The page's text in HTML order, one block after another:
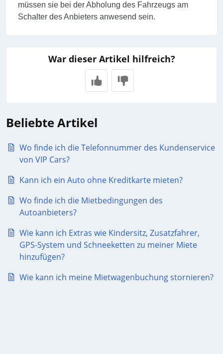
müssen sie bei der Abholung des Fahrzeugs am
Schalter des Anbieters anwesend sein.
War dieser Artikel hilfreich?
Beliebte Artikel
Wo finde ich die Telefonnummer des Kundenservice
von VIP Cars?
Kann ich ein Auto ohne Kreditkarte mieten?
Wo finde ich die Mietbedingungen des
Autoanbieters?
Wie kann ich Extras wie Kindersitz, Zusatzfahrer,
GPS-System und Schneeketten zu meiner Miete
hinzufügen?
Wie kann ich meine Mietwagenbuchung stornieren?